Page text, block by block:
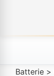
Batterie >